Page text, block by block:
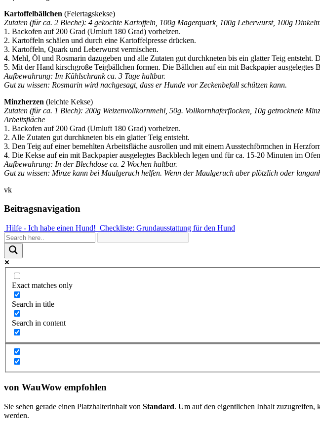
Kartoffelbällchen (Feiertagskekse)
Zutaten (für ca. 2 Bleche): 4 gekochte Kartoffeln, 100g Magerquark, 100g Leberwurst, 100g
1. Backofen auf 200 Grad (Umluft 180 Grad) vorheizen.
2. Kartoffeln schälen und durch eine Kartoffelpresse drücken.
3. Kartoffeln, Quark und Leberwurst vermischen.
4. Mehl, Öl und Rosmarin dazugeben und alle Zutaten gut durchkneten bis ein glatter Teig entsteht.
5. Mit der Hand kirschgroße Teigbällchen formen. Die Bällchen auf ein mit Backpapier
Aufbewahrung: Im Kühlschrank ca. 3 Tage haltbar.
Gut zu wissen: Rosmarin wird nachgesagt, dass er Hunde vor Zeckenbefall schützen kann.
Minzherzen (leichte Kekse)
Zutaten (für ca. 1 Blech): 200g Weizenvollkornmehl, 50g. Vollkornhaferflocken, 10g getrocknete
Arbeitsfläche
1. Backofen auf 200 Grad (Umluft 180 Grad) vorheizen.
2. Alle Zutaten gut durchkneten bis ein glatter Teig entsteht.
3. Den Teig auf einer bemehlten Arbeitsfläche ausrollen und mit einem Ausstechförmchen in
4. Die Kekse auf ein mit Backpapier ausgelegtes Backblech legen und für ca. 15-20 Minuten im
Aufbewahrung: In der Blechdose ca. 2 Wochen haltbar.
Gut zu wissen: Minze kann bei Maulgeruch helfen. Wenn der Maulgeruch aber plötzlich oder
vk
Beitragsnavigation
Hilfe - Ich habe einen Hund! Checkliste: Grundausstattung für den Hund
Exact matches only
Search in title
Search in content
von WauWow empfohlen
Sie sehen gerade einen Platzhalterinhalt von Standard. Um auf den eigentlichen Inhalt zuzugreifen,
werden.